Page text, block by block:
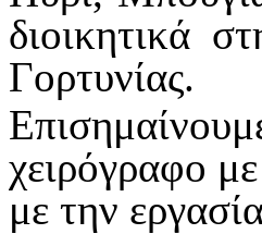
διοικητικά
Γορτυνίας.
χειρόγραφο
με την